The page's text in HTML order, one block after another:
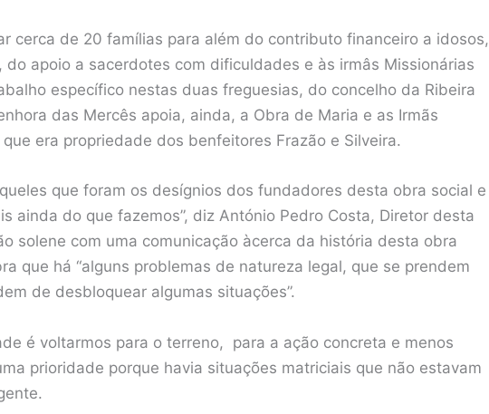
cerca de 20 famílias para além do contributo financeiro a idosos,
apoio a sacerdotes com dificuldades e às irmâs Missionárias
específico nestas duas freguesias, do concelho da Ribeira
das Mercês apoia, ainda, a Obra de Maria e as Irmãs
era propriedade dos benfeitores Frazão e Silveira.
que foram os desígnios dos fundadores desta obra social e
ainda do que fazemos”, diz António Pedro Costa, Diretor desta
solene com uma comunicação àcerca da história desta obra
que há “alguns problemas de natureza legal, que se prendem
de desbloquear algumas situações”.
é voltarmos para o terreno, para a ação concreta e menos
prioridade porque havia situações matriciais que não estavam